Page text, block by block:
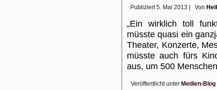
Publiziert 5. Mai 2013 Von
„Ein wirklich toll
müsste quasi ein
Theater, Konzerte,
müsste auch fürs
aus, um 500
Veröffentlicht unter Medien-Blog